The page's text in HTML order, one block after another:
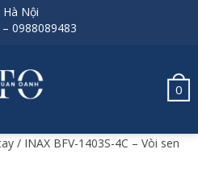
Nội
– 0988089483
0
/ INAX BFV-1403S-4C – Vòi sen